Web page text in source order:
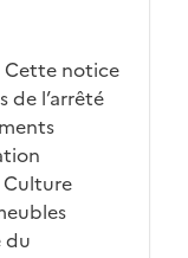
Cette notice
de l’arrêté
du